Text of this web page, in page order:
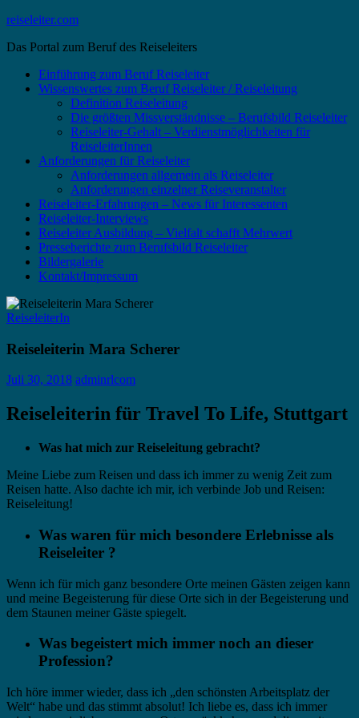
Zum
springen
reiseleiter.com
Das Portal zum Beruf des Reiseleiters
Einführung zum Beruf Reiseleiter
Wissenswertes zum Beruf Reiseleiter / Reiseleitung
Definition Reiseleitung
Die größten Missverständnisse – Berufsbild Reiseleiter
Reiseleiter-Gehalt – Verdienstmöglichkeiten für
ReiseleiterInnen
Anforderungen für Reiseleiter
Anforderungen allgemein als Reiseleiter
Anforderungen einzelner Reiseveranstalter
Reiseleiter-Erfahrungen – News für Interessenten
Reiseleiter-Interviews
Reiseleiter Ausbildung – Vielfalt schafft Mehrwert
Presseberichte zum Berufsbild Reiseleiter
Bildergalerie
Kontakt/Impressum
ReiseleiterIn
Reiseleiterin Mara Scherer
Juli 30, 2018 adminrlcom
Reiseleiterin für Travel To Life, Stuttgart
Was hat mich zur Reiseleitung gebracht?
Meine Liebe zum Reisen und dass ich immer zu wenig Zeit zum
Reisen hatte. Also dachte ich mir, ich verbinde Job und Reisen:
Reiseleitung!
Was waren für mich besondere Erlebnisse als
Reiseleiter ?
Wenn ich für mich ganz besondere Orte meinen Gästen zeigen kann
und meine Begeisterung für diese Orte sich in der Begeisterung und
dem Staunen meiner Gäste spiegelt.
Was begeistert mich immer noch an dieser
Profession?
Ich höre immer wieder, dass ich „den schönsten Arbeitsplatz der
Welt“ habe und das stimmt absolut! Ich liebe es, dass ich immer